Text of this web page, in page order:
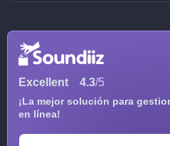
Excellent 4.3/5
¡La mejor solución para
en línea!